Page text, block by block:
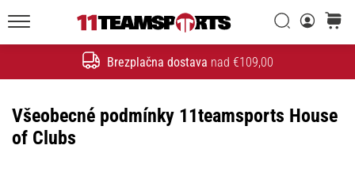
Brezplačna dostava nad €109,00
Iskanje
20. 1. 2026
•
Čevlji
Nike
Tiempo
Všeobecné podmínky 11teamsports House
of Clubs